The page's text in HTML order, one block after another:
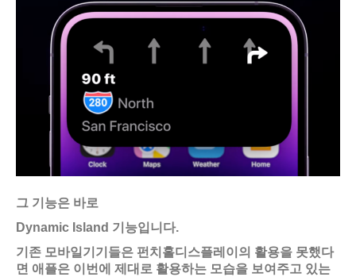
그 기능은 바로
Dynamic Island 기능입니다.
기존 모바일기기들은 펀치홀디스플레이의 활용을 못했다
면 애플은 이번에 제대로 활용하는 모습을 보여주고 있는